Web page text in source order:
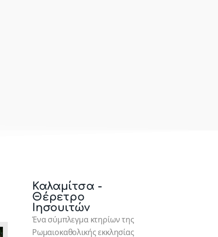
Καλαμίτσα -
Θέρετρο
Ιησουιτών
Ένα σύμπλεγμα κτηρίων της
Ρωμαιοκαθολικής εκκλησίας